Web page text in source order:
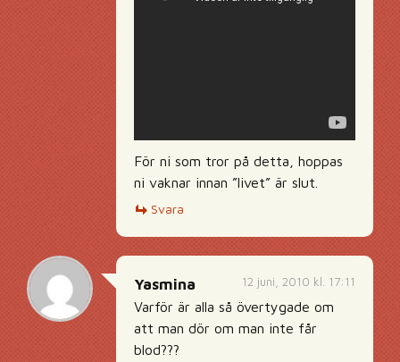
För ni som tror på detta, hoppas
ni vaknar innan ”livet” är slut.
Svara
12 juni, 2010 kl. 17:11
Yasmina
Varför är alla så övertygade om
att man dör om man inte får
blod???